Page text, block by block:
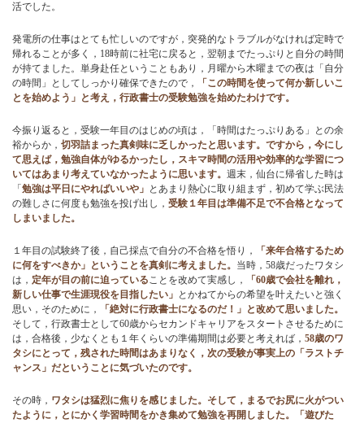
活でした。
発電所の仕事はとても忙しいのですが，突発的なトラブルがなければ定時で
帰れることが多く，18時前に社宅に戻ると，翌朝までたっぷりと自分の時間
が持てました。単身赴任ということもあり，月曜から木曜までの夜は「自分
の時間」としてしっかり確保できたので，
「この時間を使って何か新しいこ
とを始めよう」と考え，行政書士の受験勉強を始めたわけです。
今振り返ると，受験一年目のはじめの頃は，「時間はたっぷりある」との余
裕からか， 切羽詰まった真剣味に乏しかったと思います。ですから，今にし
て思えば，勉強自体がゆるかったし，スキマ時間の活用や効率的な学習につ
いてはあまり考えていなかったように思います。 週末，仙台に帰省した時は
「 勉強は平日にやればいいや」 とあまり熱心に取り組まず，初めて学ぶ民法
の難しさに何度も勉強を投げ出し， 受験１年目は準備不足で不合格となって
しまいました。
１年目の試験終了後，自己採点で自分の不合格を悟り，
「来年合格するため
に何をすべきか」ということを真剣に考えました。 当時，58歳だったワタシ
は， 定年が目の前に迫っていることを改めて実感し，
「60歳で会社を離れ，
新しい仕事で生涯現役を目指したい」 とかねてからの希望を叶えたいと強く
思い，そのために，
「絶対に行政書士になるのだ！」と改めて思いました。
そして，行政書士として60歳からセカンドキャリアをスタートさせるために
は，合格後，少なくとも１年くらいの準備期間は必要と考えれば， 58歳のワ
タシにとって，残された時間はあまりなく，次の受験が事実上の「ラストチ
ャンス」だということに気づいたのです。
その時， ワタシは猛烈に焦りを感じました。そして，まるでお尻に火がつい
たように，とにかく学習時間をかき集めて勉強を再開しました。「遊びた